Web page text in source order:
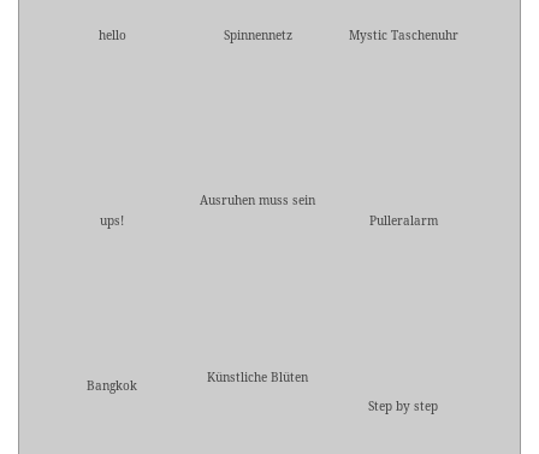
hello Spinnennetz Mystic Taschenuhr
ups!
Ausruhen muss sein
Pulleralarm
Bangkok
Künstliche Blüten
Step by step